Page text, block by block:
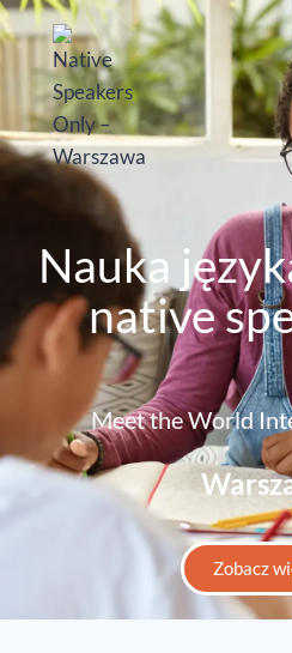
Nauka
native
Meet the World
Zobacz